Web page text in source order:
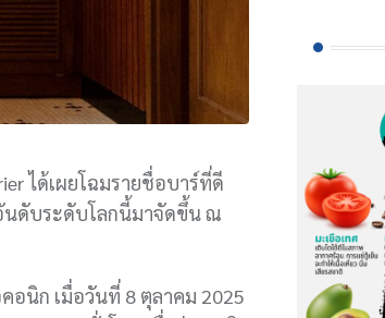
ได้เผยโฉมรายชื่อบาร์ที่ดี
นดับระดับโลกนี้มาจัดขึ้น ณ
อนิก เมื่อวันที่ 8 ตุลาคม 2025